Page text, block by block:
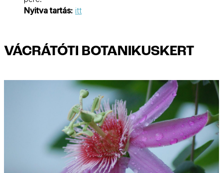
Nyitva tartás: itt
VÁCRÁTÓTI BOTANIKUSKERT